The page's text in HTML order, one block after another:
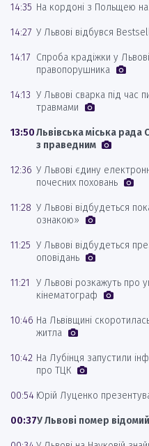
14:35 На кордоні з Польщею на
14:27 У Львові відбувся
14:17 Спроба крадіжки у
правопорушника
14:13 У Львові сварка під час
травмами
13:50Львівська міська рада
з праведним
12:36 У Львові єдину
почесних поховань
11:28 У Львові відбудеться
ознакою»
11:25 У Львові відбудеться
оповідань
11:21
У Львові розкажуть про
кінематограф
10:46 На Львівщині
житла
10:42 На Лубінця запустили
про ТЦК
00:54 Юрій Луценко
00:37У Львові помер